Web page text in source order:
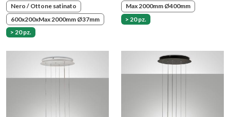
Nero / Ottone satinato
600x200xMax 2000mm Ø37mm
> 20 pz.
Max 2000mm Ø400mm
> 20 pz.